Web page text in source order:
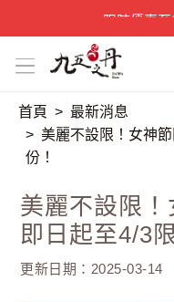
父親節限時特
目錄一覽
首頁
所有產品
世界品質評鑑
首頁
最新消息
美麗不設限！女神
份！
美麗不設限！
即日起至4/3
更新日期：2025-03-14